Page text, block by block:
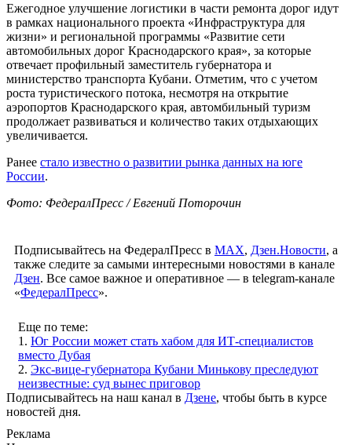
Ежегодное улучшение логистики в части ремонта дорог идут
в рамках национального проекта «Инфраструктура для
жизни» и региональной программы «Развитие сети
автомобильных дорог Краснодарского края», за которые
отвечает профильный заместитель губернатора и
министерство транспорта Кубани. Отметим, что с учетом
роста туристического потока, несмотря на открытие
аэропортов Краснодарского края, автомбильный туризм
продолжает развиваться и количество таких отдыхающих
увеличивается.
Ранее стало известно о развитии рынка данных на юге
России.
Фото: ФедералПресс / Евгений Поторочин
Подписывайтесь на ФедералПресс в МАХ, Дзен.Новости, а
также следите за самыми интересными новостями в канале
Дзен. Все самое важное и оперативное — в telegram-канале
«ФедералПресс».
Еще по теме:
1. Юг России может стать хабом для ИТ-специалистов
вместо Дубая
2. Экс-вице-губернатора Кубани Минькову преследуют
неизвестные: суд вынес приговор
Подписывайтесь на наш канал в Дзене, чтобы быть в курсе
новостей дня.
Реклама